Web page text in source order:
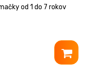
od 1 do 7 rokov